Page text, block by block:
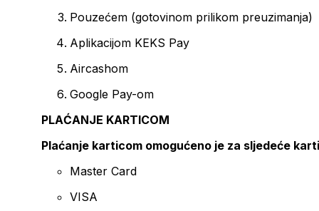
Pouzećem (gotovinom prilikom preuzimanja)
Aplikacijom KEKS Pay
Aircashom
Google Pay-om
PLAĆANJE KARTICOM
Plaćanje karticom omogućeno je za sljedeće
Master Card
VISA